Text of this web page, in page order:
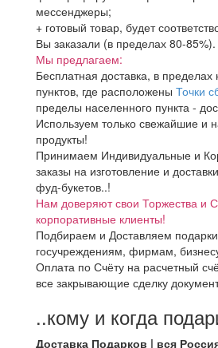
мессенджеры;
+ готовый товар, будет
Вы заказали (в пределах 80-85%).
Мы предлагаем:
Бесплатная доставка, в
пунктов, где расположены Точки
пределы населенного пункта -
Используем только свежайшие и
продукты!
Принимаем Индивидуальные и
заказы на изготовление и
фуд-букетов..!
Нам доверяют свои Торжества и
корпоративные клиенты!
Подбираем и Доставляем
госучреждениям, фирмам,
Оплата по Счёту на расчетный
все закрывающие сделку
..кому и когда
Доставка Подарков | вся